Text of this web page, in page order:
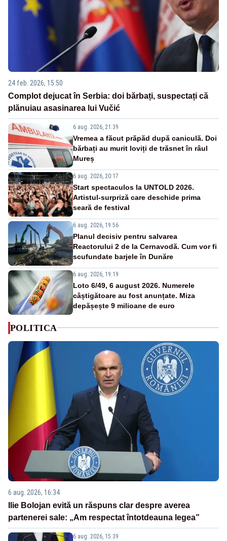
24 feb. 2026, 15:50
Complot dejucat în Serbia: doi bărbați, suspectați că
plănuiau asasinarea lui Vučić
6 aug. 2026, 21:39
Vremea a făcut prăpăd după caniculă. Doi
bărbați au murit loviți de trăsnet în râul
Mureș
6 aug. 2026, 20:17
Start spectaculos la UNTOLD 2026.
Artistul-surpriză care deschide prima
seară de festival
6 aug. 2026, 19:56
Planul decisiv pentru salvarea
Reactorului 2 de la Cernavodă. Cum vor fi
scufundate barjele în Dunăre
6 aug. 2026, 19:19
Loto 6/49, 6 august 2026. Numerele
câștigătoare au fost anunțate. Miza
depășește 9 milioane de euro
POLITICA
6 aug. 2026, 16:34
Ilie Bolojan evită un răspuns clar despre averea
partenerei sale: „Am respectat întotdeauna legea”
6 aug. 2026, 15:39